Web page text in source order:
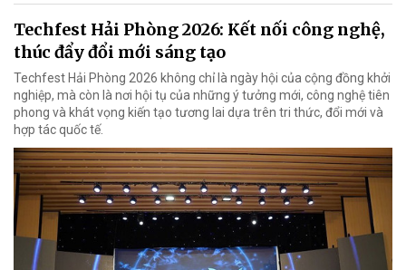
Techfest Hải Phòng 2026: Kết nối công nghệ,
thúc đẩy đổi mới sáng tạo
Techfest Hải Phòng 2026 không chỉ là ngày hội của cộng đồng khởi
nghiệp, mà còn là nơi hội tụ của những ý tưởng mới, công nghệ tiên
phong và khát vọng kiến tạo tương lai dựa trên tri thức, đổi mới và
hợp tác quốc tế.